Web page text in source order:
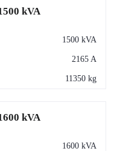
kVA
1500 kVA
2165 A
11350 kg
kVA
1600 kVA